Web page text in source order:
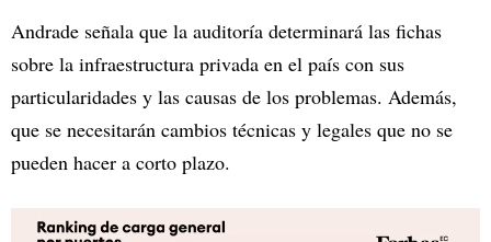
Andrade señala que la auditoría determinará las fichas
sobre la infraestructura privada en el país con sus
particularidades y las causas de los problemas. Además,
que se necesitarán cambios técnicas y legales que no se
pueden hacer a corto plazo.